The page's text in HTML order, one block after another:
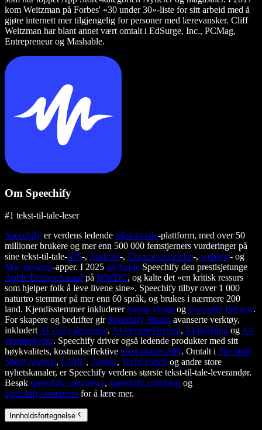
kom Weitzman på Forbes' «30 under 30»-liste for sitt arbeid med å
gjøre internett mer tilgjengelig for personer med lærevansker. Cliff
Weitzman har blant annet vært omtalt i EdSurge, Inc., PCMag,
Entrepreneur og Mashable.
Om Speechify
#1 tekst-til-tale-leser
Speechify er verdens ledende tekst-til-tale-plattform, med over 50
millioner brukere og mer enn 500 000 femstjerners vurderinger på
sine tekst-til-tale-iOS-, Android-, Chrome-utvidelse-, webapp- og
Mac-desktop-apper. I 2025 ga Apple Speechify den prestisjetunge
Apple Design Award på WWDC, og kalte det «en kritisk ressurs
som hjelper folk å leve livene sine». Speechify tilbyr over 1 000
naturtro stemmer på mer enn 60 språk, og brukes i nærmere 200
land. Kjendisstemmer inkluderer Snoop Dogg og Gwyneth Paltrow.
For skapere og bedrifter gir Speechify Studio avanserte verktøy,
inkludert AI voice generator, AI-stemmekloning, AI-dubbing og AI-
stemmebytter. Speechify driver også ledende produkter med sitt
høykvalitets, kostnadseffektive tekst-til-tale-API. Omtalt i The Wall
Street Journal, CNBC, Forbes, TechCrunch og andre store
nyhetskanaler, er Speechify verdens største tekst-til-tale-leverandør.
Besøk speechify.com/news, speechify.com/blog og
speechify.com/press for å lære mer.
Innholdsfortegnelse